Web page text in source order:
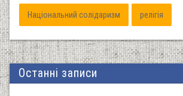
Національний солідаризм релігія
Останні записи